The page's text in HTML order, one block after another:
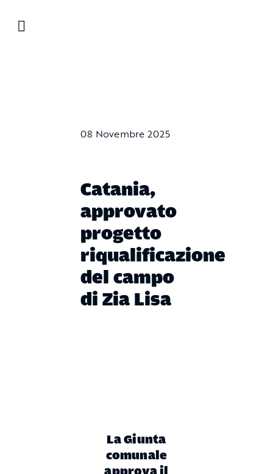
08 Novembre 2025
Catania,
approvato
progetto
riqualificazione
del campo
di Zia Lisa
La Giunta
comunale
approva il